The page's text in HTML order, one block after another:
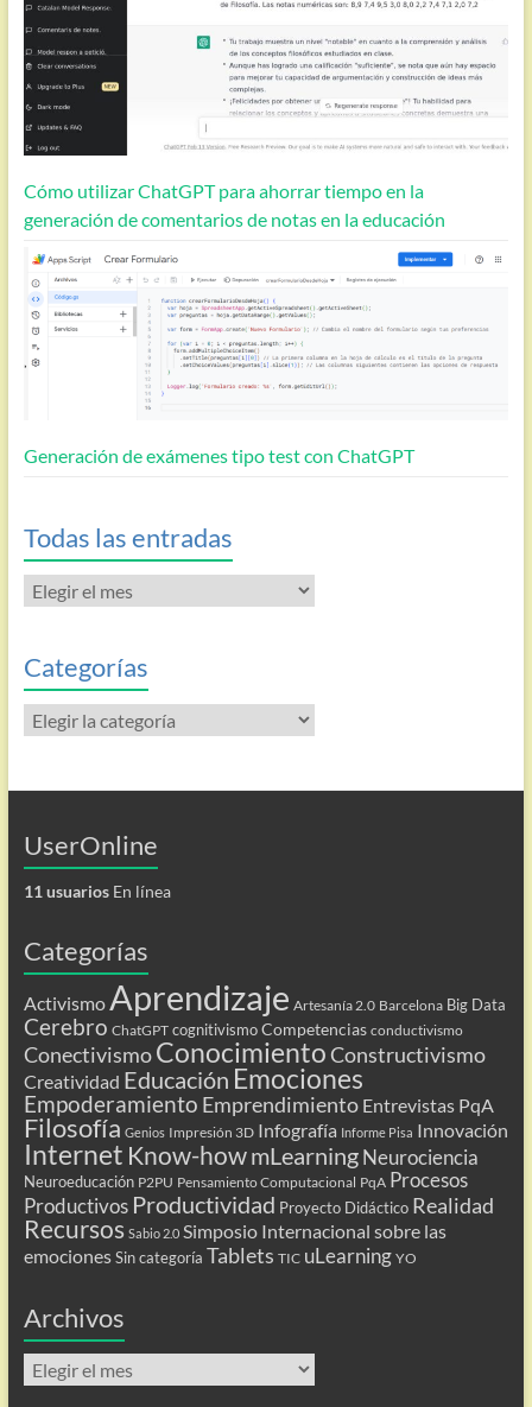
Cómo utilizar ChatGPT para ahorrar tiempo en la
generación de comentarios de notas en la educación
Generación de exámenes tipo test con ChatGPT
Todas las entradas
Todas
las
Categorías
Categorías
UserOnline
11 usuariosEn línea
Categorías
ActivismoAprendizaje Artesanía 2.0 Barcelona Big Data
Cerebro ChatGPT cognitivismo Competencias conductivismo
ConectivismoConocimientoConstructivismo
Creatividad Educación Emociones
Empoderamiento Emprendimiento Entrevistas PqA
Filosofía Genios Impresión 3D Infografía Informe Pisa Innovación
Internet Know-howmLearning Neurociencia
Neuroeducación P2PU Pensamiento Computacional PqA Procesos
Productivos Productividad Proyecto Didáctico Realidad
Recursos Sabio 2.0 Simposio Internacional sobre las
emociones Sin categoría Tablets TIC uLearning YO
Archivos
Archivos